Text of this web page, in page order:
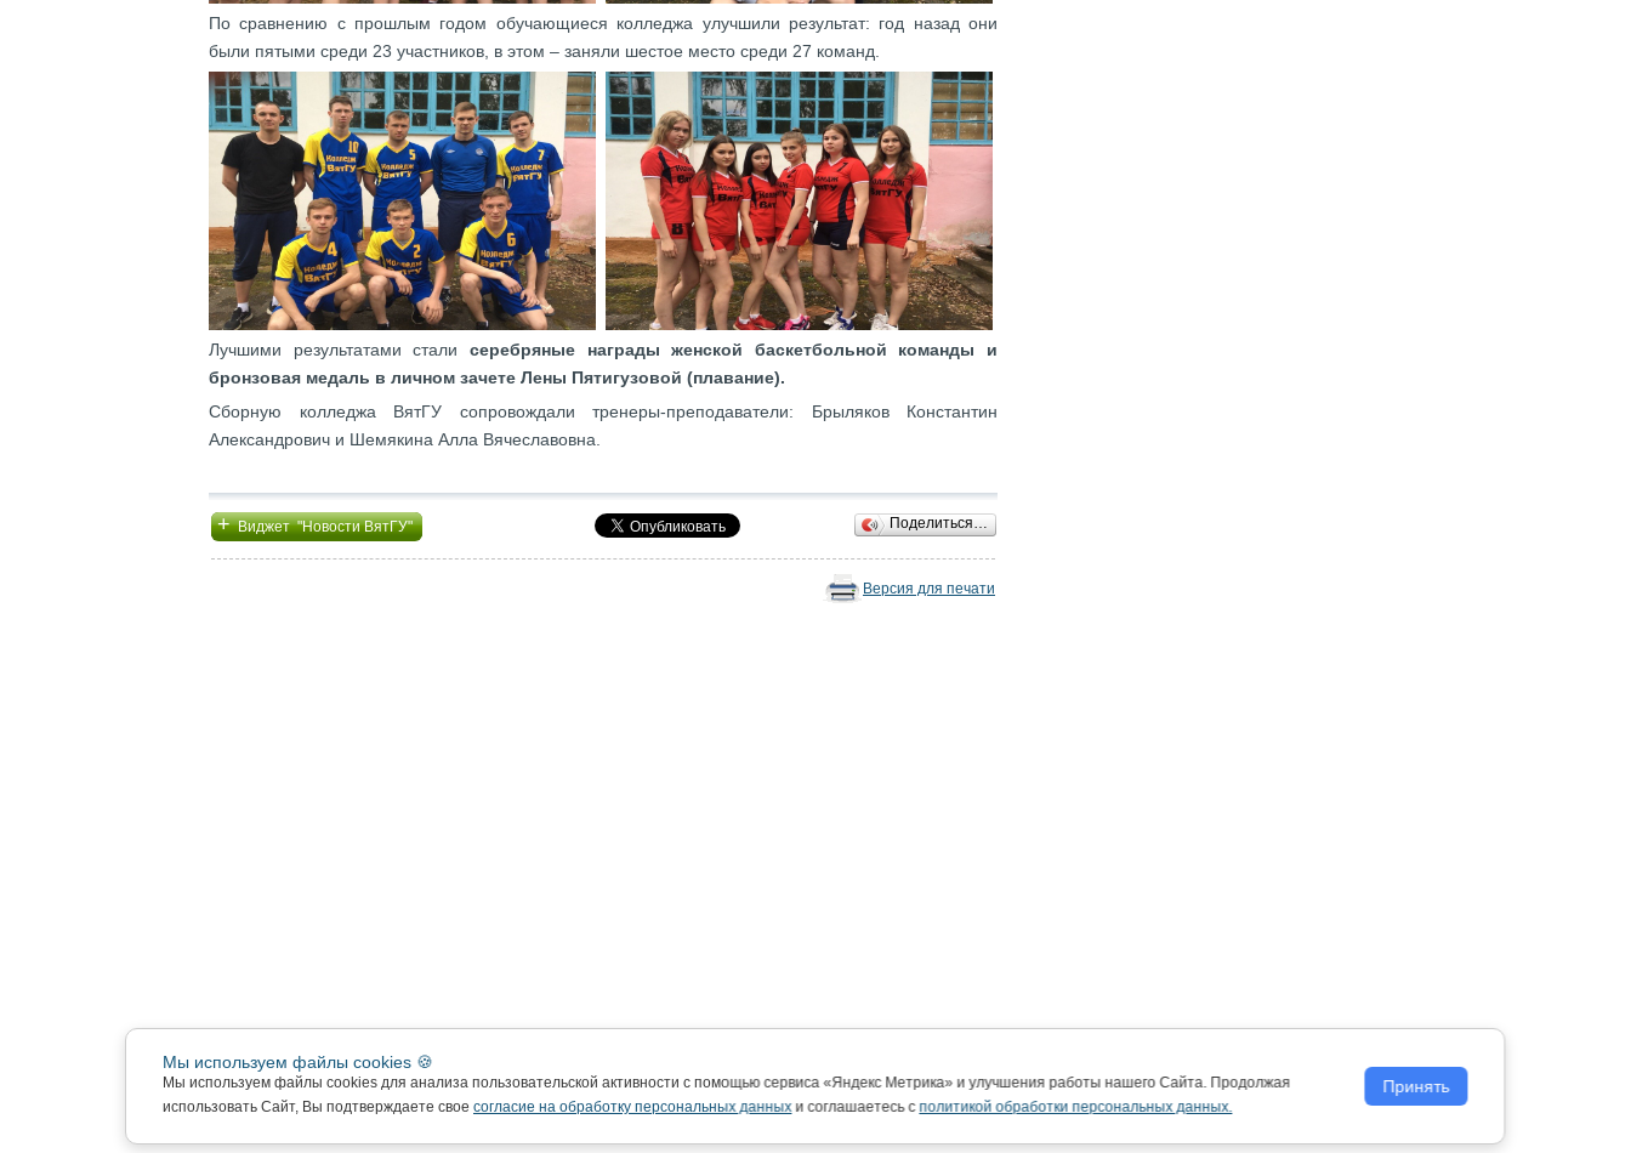
По сравнению с прошлым годом обучающиеся колледжа улучшили результат: год назад они
были пятыми среди 23 участников, в этом – заняли шестое место среди 27 команд.
Лучшими результатами стали серебряные награды женской баскетбольной команды и
бронзовая медаль в личном зачете Лены Пятигузовой (плавание).
Сборную колледжа ВятГУ сопровождали тренеры-преподаватели: Брыляков Константин
Александрович и Шемякина Алла Вячеславовна.
+Виджет "Новости ВятГУ" Поделиться…
Версия для печати
Мы используем файлы cookies 🍪
Мы используем файлы cookies для анализа пользовательской активности с помощью сервиса «Яндекс Метрика» и улучшения работы нашего Сайта. Продолжая
использовать Сайт, Вы подтверждаете своесогласие на обработку персональных данныхи соглашаетесь сполитикой обработки персональных данных.
Принять